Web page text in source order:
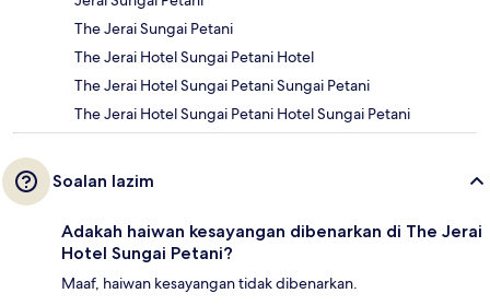
The Jerai Sungai Petani
The Jerai Hotel Sungai Petani Hotel
The Jerai Hotel Sungai Petani Sungai Petani
The Jerai Hotel Sungai Petani Hotel Sungai Petani
Soalan lazim
Adakah haiwan kesayangan dibenarkan di The Jerai
Hotel Sungai Petani?
Maaf, haiwan kesayangan tidak dibenarkan.